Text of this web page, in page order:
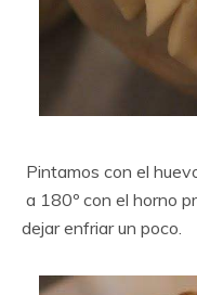
Pintamos con el
a 180º con el horno
dejar enfriar un poco.